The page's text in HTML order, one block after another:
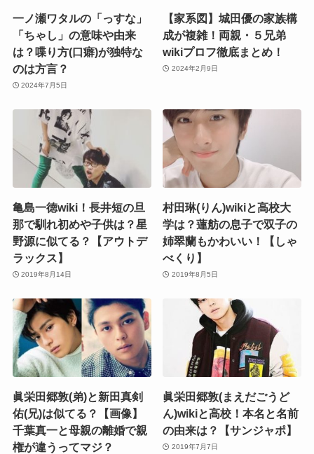
一ノ瀬ワタルの「っすな」
「ちゃし」の意味や由来
は？喋り方(口癖)が独特な
のは方言？
2024年7月5日
【家系図】城田優の家族構
成が複雑！両親・５兄弟
wikiプロフ徹底まとめ！
2024年2月9日
亀島一徳wiki！長井短の旦
那で馴れ初めや子供は？星
野源に似てる？【アウトデ
ラックス】
2019年8月14日
村田琳(りん)wikiと高校大
学は？蓮舫の息子で双子の
姉翠蘭もかわいい！【しゃ
べくり】
2019年8月5日
眞栄田郷敦(弟)と新田真剣
佑(兄)は似てる？【画像】
千葉真一と母親の離婚で親
権が違うってマジ？
眞栄田郷敦(まえだごうど
ん)wikiと高校！本名と名前
の由来は？【サンジャポ】
2019年7月7日